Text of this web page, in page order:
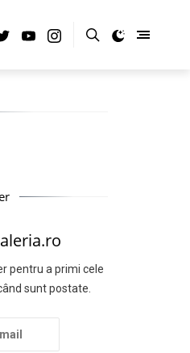
pentru a primi cele
sunt postate.